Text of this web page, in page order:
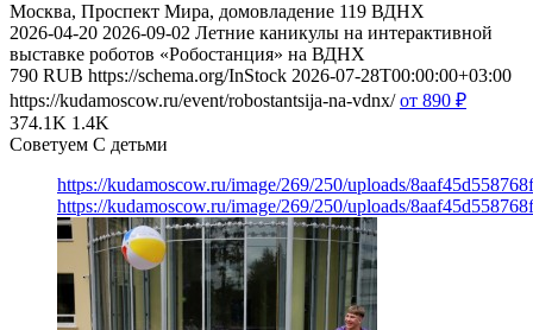
Москва, Проспект Мира, домовладение 119 ВДНХ
2026-04-20 2026-09-02 Летние каникулы на интерактивной
выставке роботов «Робостанция» на ВДНХ
790 RUB https://schema.org/InStock 2026-07-28T00:00:00+03:00
https://kudamoscow.ru/event/robostantsija-na-vdnx/ от 890 ₽
374.1K 1.4K
Советуем С детьми
https://kudamoscow.ru/image/269/250/uploads/
https://kudamoscow.ru/image/269/250/uploads/